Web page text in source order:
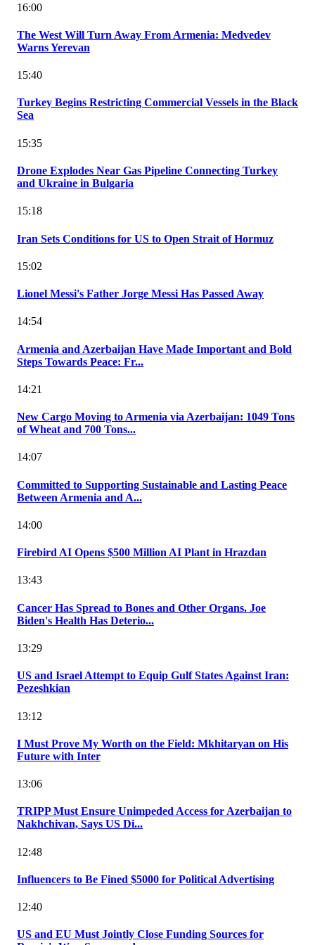
16:00
The West Will Turn Away From Armenia: Medvedev
Warns Yerevan
15:40
Turkey Begins Restricting Commercial Vessels in the Black
Sea
15:35
Drone Explodes Near Gas Pipeline Connecting Turkey
and Ukraine in Bulgaria
15:18
Iran Sets Conditions for US to Open Strait of Hormuz
15:02
Lionel Messi's Father Jorge Messi Has Passed Away
14:54
Armenia and Azerbaijan Have Made Important and Bold
Steps Towards Peace: Fr...
14:21
New Cargo Moving to Armenia via Azerbaijan: 1049 Tons
of Wheat and 700 Tons...
14:07
Committed to Supporting Sustainable and Lasting Peace
Between Armenia and A...
14:00
Firebird AI Opens $500 Million AI Plant in Hrazdan
13:43
Cancer Has Spread to Bones and Other Organs. Joe
Biden's Health Has Deterio...
13:29
US and Israel Attempt to Equip Gulf States Against Iran:
Pezeshkian
13:12
I Must Prove My Worth on the Field: Mkhitaryan on His
Future with Inter
13:06
TRIPP Must Ensure Unimpeded Access for Azerbaijan to
Nakhchivan, Says US Di...
12:48
Influencers to Be Fined $5000 for Political Advertising
12:40
US and EU Must Jointly Close Funding Sources for